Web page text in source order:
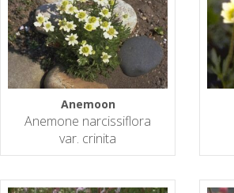
Anemoon
Anemone narcissiflora
var. crinita